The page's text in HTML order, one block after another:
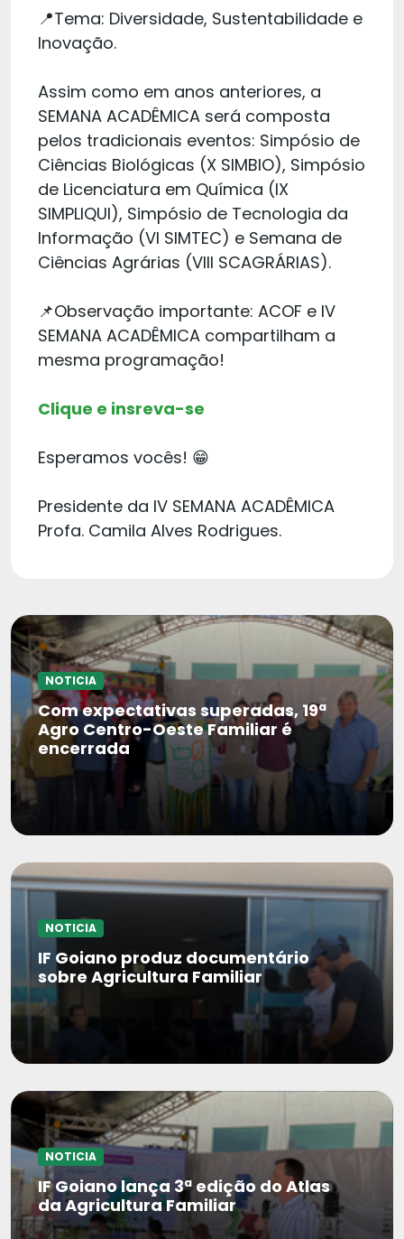
📍Tema: Diversidade, Sustentabilidade e
Inovação.
Assim como em anos anteriores, a
SEMANA ACADÊMICA será composta
pelos tradicionais eventos: Simpósio de
Ciências Biológicas (X SIMBIO), Simpósio
de Licenciatura em Química (IX
SIMPLIQUI), Simpósio de Tecnologia da
Informação (VI SIMTEC) e Semana de
Ciências Agrárias (VIII SCAGRÁRIAS).
📌Observação importante: ACOF e IV
SEMANA ACADÊMICA compartilham a
mesma programação!
Clique e insreva-se
Esperamos vocês! 😁
Presidente da IV SEMANA ACADÊMICA
Profa. Camila Alves Rodrigues.
NOTICIA
Com expectativas superadas, 19ª
Agro Centro-Oeste Familiar é
encerrada
NOTICIA
IF Goiano produz documentário
sobre Agricultura Familiar
NOTICIA
IF Goiano lança 3ª edição do Atlas
da Agricultura Familiar